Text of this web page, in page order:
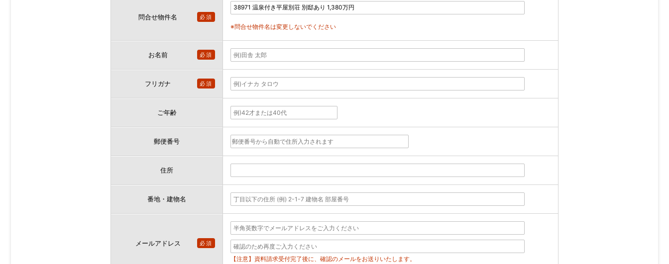
問合せ物件名 必須
※問合せ物件名は変更しないでください
お名前 必須
フリガナ 必須
ご年齢
郵便番号
住所
番地・建物名
メールアドレス 必須
【注意】資料請求受付完了後に、確認のメールをお送りいたします。